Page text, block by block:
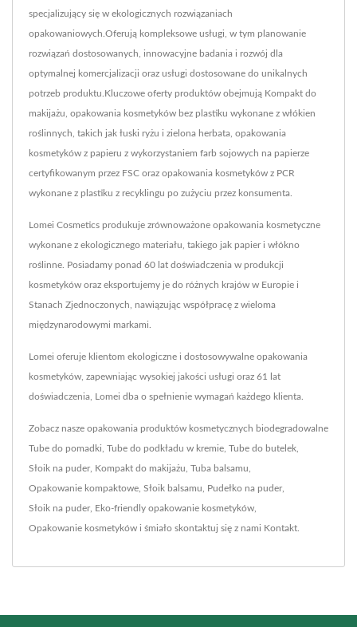
specjalizujący się w ekologicznych rozwiązaniach
opakowaniowych.Oferują kompleksowe usługi, w tym planowanie
rozwiązań dostosowanych, innowacyjne badania i rozwój dla
optymalnej komercjalizacji oraz usługi dostosowane do unikalnych
potrzeb produktu.Kluczowe oferty produktów obejmują Kompakt do
makijażu, opakowania kosmetyków bez plastiku wykonane z włókien
roślinnych, takich jak łuski ryżu i zielona herbata, opakowania
kosmetyków z papieru z wykorzystaniem farb sojowych na papierze
certyfikowanym przez FSC oraz opakowania kosmetyków z PCR
wykonane z plastiku z recyklingu po zużyciu przez konsumenta.
Lomei Cosmetics produkuje zrównoważone opakowania kosmetyczne
wykonane z ekologicznego materiału, takiego jak papier i włókno
roślinne. Posiadamy ponad 60 lat doświadczenia w produkcji
kosmetyków oraz eksportujemy je do różnych krajów w Europie i
Stanach Zjednoczonych, nawiązując współpracę z wieloma
międzynarodowymi markami.
Lomei oferuje klientom ekologiczne i dostosowywalne opakowania
kosmetyków, zapewniając wysokiej jakości usługi oraz 61 lat
doświadczenia, Lomei dba o spełnienie wymagań każdego klienta.
Zobacz nasze opakowania produktów kosmetycznych biodegradowalne
Tube do pomadki Tube do podkładu w kremie Tube do butelek
Słoik na puder, Kompakt do makijażu Tuba balsamu
Opakowanie kompaktowe Słoik balsamu Pudełko na puder,
Słoik na puder, Eko-friendly opakowanie kosmetyków
Opakowanie kosmetyków i śmiało skontaktuj się z nami Kontakt